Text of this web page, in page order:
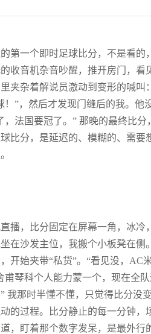
第一个即时足球比分，不是看
收音机杂音吵醒，推开房门，
夹杂着解说员激动到变形的喊
！”，然后才发现门缝后的我。他
，法国要冠了。” 那晚的最终比
比分，是延迟的、模糊的、需要
播，比分固定在屏幕一角，冰
在沙发主位，我搬个小板凳在
开始夹带“私货”。“看见没，AC
甫琴科个人能力蒙一个，现在全
我那时半懂不懂，只觉得比分没
的过程。比分静止的每一分钟
，盯着那个数字发呆，是最外行